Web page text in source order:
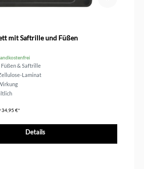
mit Saftrille und Füßen
& Saftrille
Laminat
34,95 €*
Details